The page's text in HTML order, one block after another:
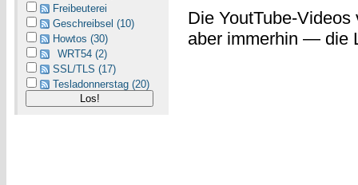
Freibeuterei
Geschreibsel (10)
Howtos (30)
WRT54 (2)
SSL/TLS (17)
Tesladonnerstag (20)
Die YoutTube-
aber immerhin — die